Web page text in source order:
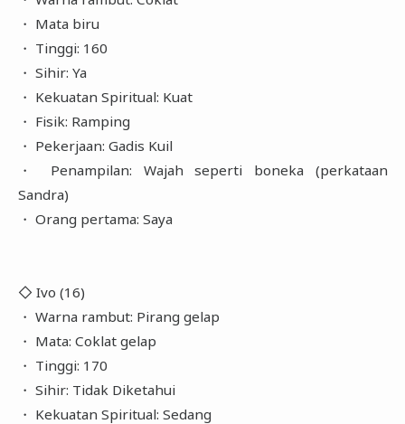
・ Mata biru
・ Tinggi: 160
・ Sihir: Ya
・ Kekuatan Spiritual: Kuat
・ Fisik: Ramping
・ Pekerjaan: Gadis Kuil
・ Penampilan: Wajah seperti boneka (perkataan
Sandra)
・ Orang pertama: Saya
◇ Ivo (16)
・ Warna rambut: Pirang gelap
・ Mata: Coklat gelap
・ Tinggi: 170
・ Sihir: Tidak Diketahui
・ Kekuatan Spiritual: Sedang